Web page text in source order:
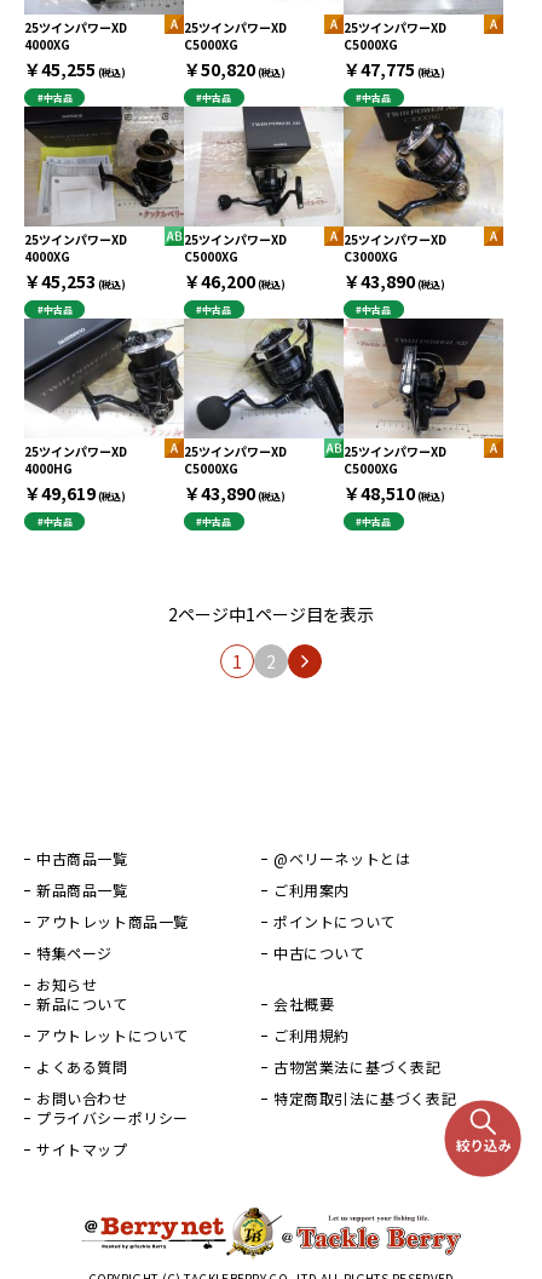
25ツインパワーXD
4000XG
￥45,255 (税込)
#中古品
25ツインパワーXD
C5000XG
￥50,820(税込)
#中古品
25ツインパワーXD
C5000XG
￥47,775 (税込)
#中古品
25ツインパワーXD
4000XG
￥45,253 (税込)
#中古品
25ツインパワーXD
C5000XG
￥46,200(税込)
#中古品
25ツインパワーXD
C3000XG
￥43,890(税込)
#中古品
25ツインパワーXD
4000HG
￥49,619(税込)
#中古品
25ツインパワーXD
C5000XG
￥43,890(税込)
#中古品
25ツインパワーXD
C5000XG
￥48,510(税込)
#中古品
2ページ中1ページ目を表示
1
2
中古商品一覧
新品商品一覧
アウトレット商品一覧
特集ページ
お知らせ
@ベリーネットとは
ご利用案内
ポイントについて
中古について
新品について
アウトレットについて
よくある質問
お問い合わせ
会社概要
ご利用規約
古物営業法に基づく表記
特定商取引法に基づく表記
プライバシーポリシー
サイトマップ